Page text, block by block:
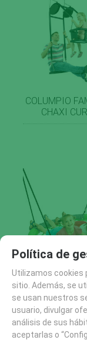
COLUMPIO
CHAXI
ASIENTO
PRO
Política de
Utilizamos cookies
sitio. Además, se
se usan nuestros
usuario, divulgar
análisis de sus
aceptarlas o